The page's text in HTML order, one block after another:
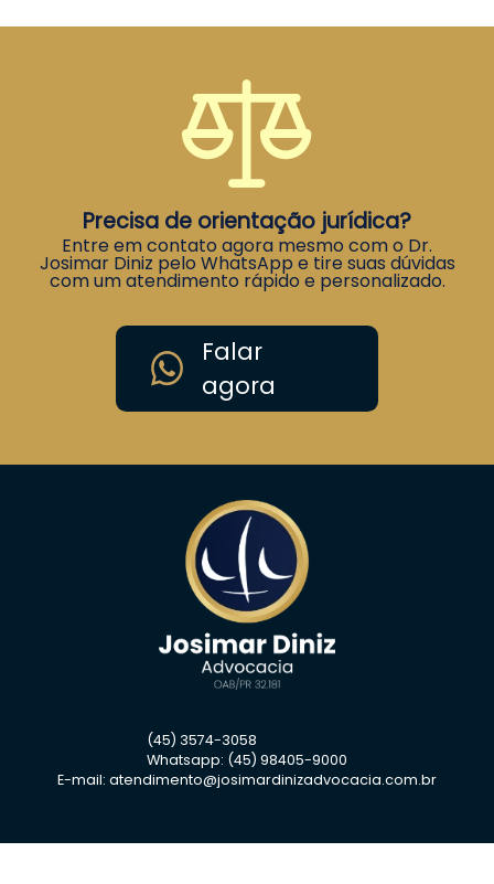
OTribunal de Justiça do Paranáreconheceu a
ao não garantir a segurança da rodovia.
Assim, julgou procedente o pedido e condenou a
empresa ao pagamento deindenização por
danos extrapatrimoniais (danos morais)
A decisão reforça que os usuários das rodovias
pedagiadas têm direito a trafegar em condições
concessionárias respondem pelos riscos
decorrentes da má conservação ou falta de
limpeza da via.
Caso você esteja enfrentando situação
semelhante, busque orientação jurídica
fundamental.
Precisa de orientação jurídica?
Entre em contato agora mesmo com o Dr.
Josimar Diniz pelo WhatsApp e tire suas dúvidas
com um atendimento rápido e personalizado.
Falar
agora
(45) 3574-3058
Whatsapp: (45) 98405-9000
E-mail: atendimento@josimardinizadvocacia.com.br